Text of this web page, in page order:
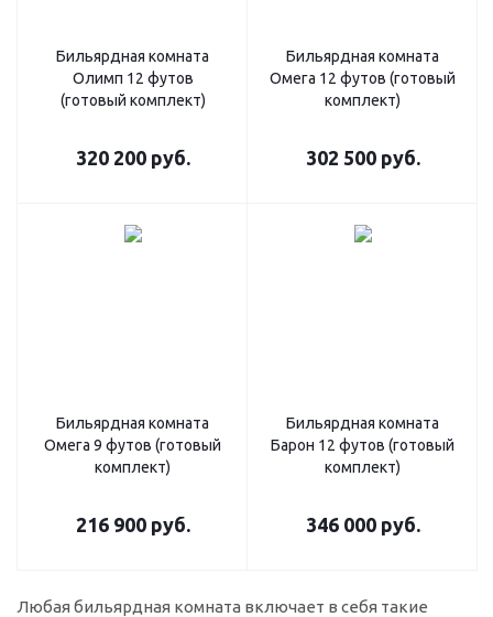
Бильярдная комната
Олимп 12 футов
(готовый комплект)
320 200руб.
Бильярдная комната
Омега 12 футов (готовый
комплект)
302 500руб.
Бильярдная комната
Омега 9 футов (готовый
комплект)
216 900руб.
Бильярдная комната
Барон 12 футов (готовый
комплект)
346 000руб.
Любая бильярдная комната включает в себя такие